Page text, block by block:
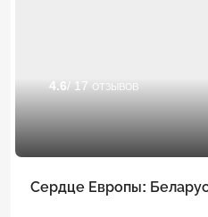
4.6/ 17 отзывов
Сердце Европы: